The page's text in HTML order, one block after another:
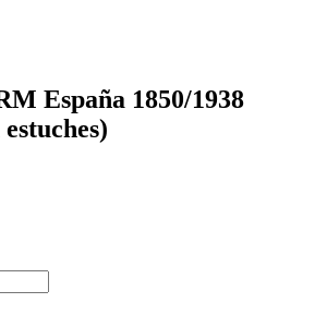
España 1850/1938